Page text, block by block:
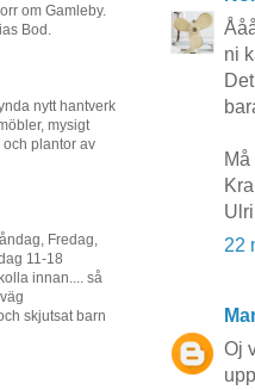
ni
22
Oj
om Gamleby.
Bod.
nytt hantverk
mysigt
plantor av
Fredag,
11-18
innan.... så
skjutsat barn